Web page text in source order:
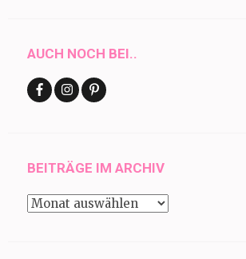
AUCH NOCH BEI..
BEITRÄGE IM ARCHIV
Beiträge